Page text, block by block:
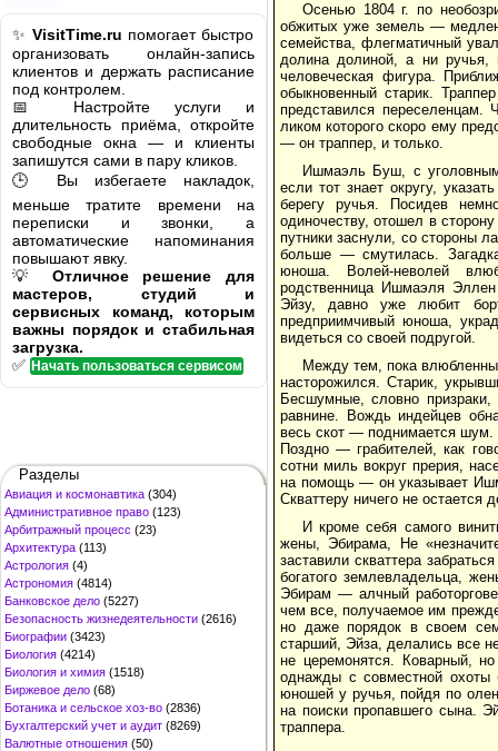
✨ VisitTime.ru помогает быстро
организовать онлайн-запись
клиентов и держать расписание
под контролем.
📅 Настройте услуги и
длительность приёма, откройте
свободные окна — и клиенты
запишутся сами в пару кликов.
🕒 Вы избегаете накладок,
меньше тратите времени на
переписки и звонки, а
автоматические напоминания
повышают явку.
💡 Отличное решение для
мастеров, студий и
сервисных команд, которым
важны порядок и стабильная
загрузка.
✅ Начать пользоваться сервисом
Разделы
Авиация и космонавтика (304)
Административное право (123)
Арбитражный процесс (23)
Архитектура (113)
Астрология (4)
Астрономия (4814)
Банковское дело (5227)
Безопасность жизнедеятельности (2616)
Биографии (3423)
Биология (4214)
Биология и химия (1518)
Биржевое дело (68)
Ботаника и сельское хоз-во (2836)
Бухгалтерский учет и аудит (8269)
Валютные отношения (50)
Осенью 1804 г. по
обжитых уже земель —
семейства, флегматичный
долина долиной, а ни ручья,
человеческая фигура.
обыкновенный старик.
представился переселенцам.
ликом которого скоро ему
— он траппер, и только.
Ишмаэль Буш, с
если тот знает округу,
берегу ручья. Посидев
одиночеству, отошел в
путники заснули, со стороны
больше — смутилась.
юноша. Волей-неволей
родственница Ишмаэля
Эйзу, давно уже любит
предприимчивый юноша,
видеться со своей подругой.
Между тем, пока
насторожился. Старик,
Бесшумные, словно
равнине. Вождь индейцев
весь скот — поднимается
Поздно — грабителей, как
сотни миль вокруг прерия,
на помощь — он указывает
Скваттеру ничего не остается
И кроме себя самого
жены, Эбирама, Не
заставили скваттера
богатого землевладельца,
Эбирам — алчный
чем все, получаемое им
но даже порядок в своем
старший, Эйза, делались все
не церемонятся. Коварный,
однажды с совместной
юношей у ручья, пойдя по
на поиски пропавшего сына.
траппера.